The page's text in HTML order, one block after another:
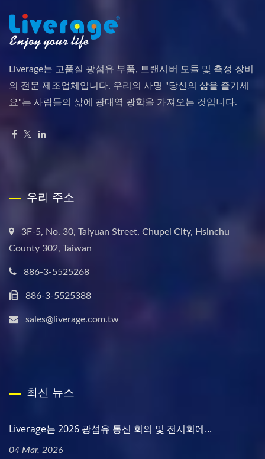
Liverage는 고품질 광섬유 부품, 트랜시버 모듈 및 측정 장비
의 전문 제조업체입니다. 우리의 사명 "당신의 삶을 즐기세
요"는 사람들의 삶에 광대역 광학을 가져오는 것입니다.
우리 주소
3F-5, No. 30, Taiyuan Street, Chupei City, Hsinchu
County 302, Taiwan
886-3-5525268
886-3-5525388
sales@liverage.com.tw
최신 뉴스
Liverage는 2026 광섬유 통신 회의 및 전시회에...
04 Mar, 2026